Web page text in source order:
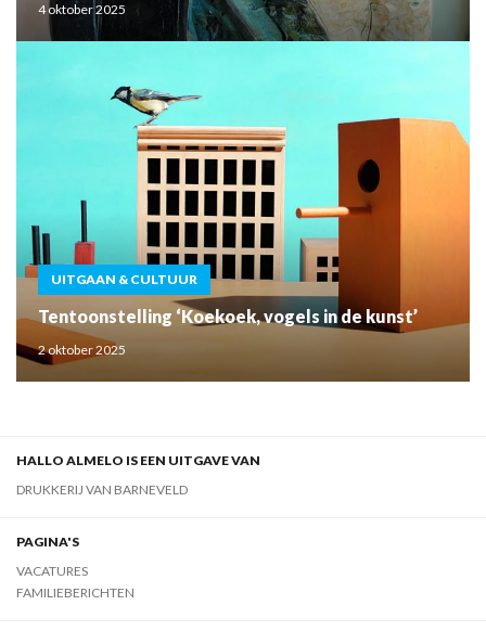
4 oktober 2025
UITGAAN & CULTUUR
Tentoonstelling ‘Koekoek, vogels in de kunst’
2 oktober 2025
HALLO ALMELO IS EEN UITGAVE VAN
DRUKKERIJ VAN BARNEVELD
PAGINA'S
VACATURES
FAMILIEBERICHTEN